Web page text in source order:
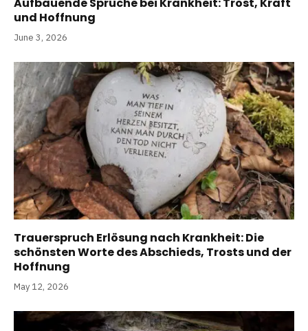
und Hoffnung
June 3, 2026
Trauerspruch Erlösung nach Krankheit: Die
schönsten Worte des Abschieds, Trosts und der
Hoffnung
May 12, 2026